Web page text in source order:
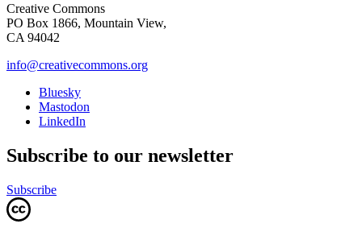
Creative Commons
PO Box 1866, Mountain View,
CA 94042
info@creativecommons.org
Bluesky
Mastodon
LinkedIn
Subscribe to our newsletter
Subscribe